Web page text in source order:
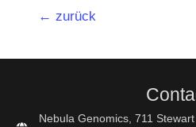
Beitrags-
← zurück
Nebula Genomics, 711